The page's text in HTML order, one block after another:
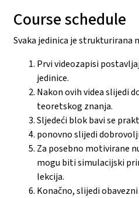
Course schedule
Svaka jedinica je strukturirana
Prvi videozapisi
jedinice.
Nakon ovih videa slijedi
teoretskog znanja.
Sljedeći blok bavi se
ponovno slijedi
Za posebno motivirane
mogu biti simulacijski
lekcija.
Konačno, slijedi